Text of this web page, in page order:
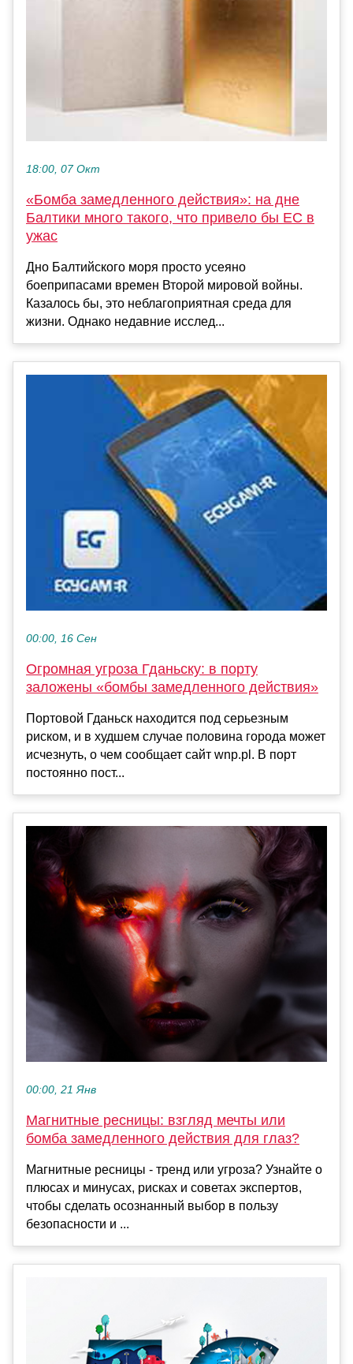
18:00, 07 Окт
«Бомба замедленного действия»: на дне
Балтики много такого, что привело бы ЕС в
ужас
Дно Балтийского моря просто усеяно
боеприпасами времен Второй мировой войны.
Казалось бы, это неблагоприятная среда для
жизни. Однако недавние исслед...
00:00, 16 Сен
Огромная угроза Гданьску: в порту
заложены «бомбы замедленного действия»
Портовой Гданьск находится под серьезным
риском, и в худшем случае половина города может
исчезнуть, о чем сообщает сайт wnp.pl. В порт
постоянно пост...
00:00, 21 Янв
Магнитные ресницы: взгляд мечты или
бомба замедленного действия для глаз?
Магнитные ресницы - тренд или угроза? Узнайте о
плюсах и минусах, рисках и советах экспертов,
чтобы сделать осознанный выбор в пользу
безопасности и ...